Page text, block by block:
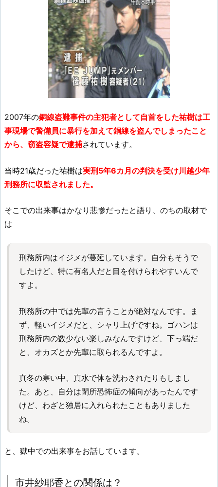
2007年の銅線盗難事件の主犯者として自首をした祐樹は工
事現場で警備員に暴行を加えて銅線を盗んでしまったこと
から、窃盗容疑で逮捕されています。
当時21歳だった祐樹は実刑5年6カ月の判決を受け川越少年
刑務所に収監されました。
そこでの出来事はかなり悲惨だったと語り、のちの取材で
は
刑務所内はイジメが蔓延しています。自分もそうで
したけど、特に有名人だと目を付けられやすいんで
すよ。
刑務所の中では先輩の言うことが絶対なんです。ま
ず、軽いイジメだと、シャリ上げですね。ゴハンは
刑務所内の数少ない楽しみなんですけど、下っ端だ
と、オカズとか先輩に取られるんですよ。
真冬の寒い中、真水で体を洗わされたりもしまし
た。あと、自分は閉所恐怖症の傾向があったんです
けど、わざと独居に入れられたこともありました
ね。
と、獄中での出来事をお話しています。
市井紗耶香との関係は？